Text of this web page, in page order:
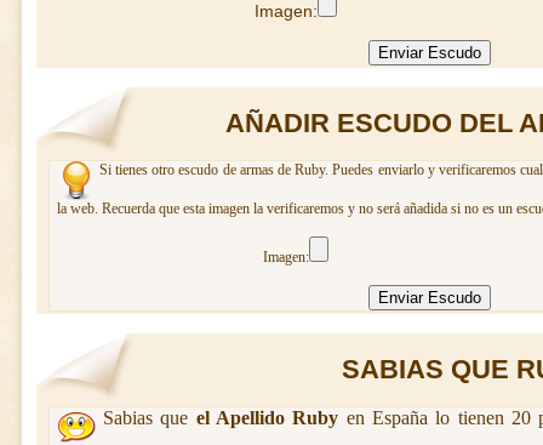
Imagen:
AÑADIR ESCUDO DEL
Si tienes otro escudo de armas de Ruby. Puedes enviarlo y verificaremos
la web. Recuerda que esta imagen la verificaremos y no será añadida si no es un
Imagen:
SABIAS QUE
Sabias que el Apellido Ruby en España lo tienen 20